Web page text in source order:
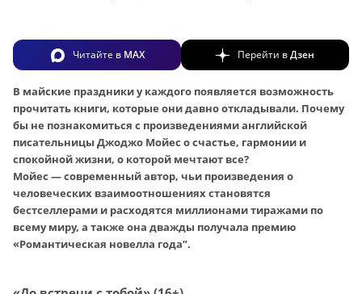
Читайте в MAX Перейти вДзен
В майские праздники у каждого появляется возможность
прочитать книги, которые они давно откладывали. Почему
бы не познакомиться с произведениями английской
писательницы Джоджо Мойес о счастье, гармонии и
спокойной жизни, о которой мечтают все?
Мойес — современный автор, чьи произведения о
человеческих взаимоотношениях становятся
бестселлерами и расходятся миллионами тиражами по
всему миру, а также она дважды получала премию
«Романтическая новелла года”.